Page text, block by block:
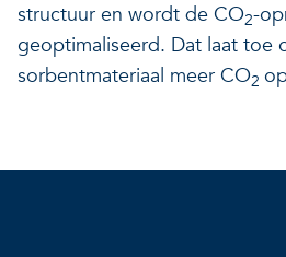
structuur en wordt de CO2-
geoptimaliseerd. Dat laat toe
sorbentmateriaal meer CO2